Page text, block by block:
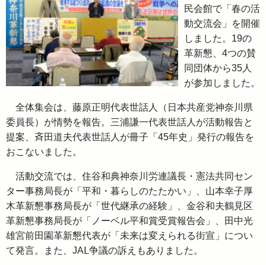
民会館で「春の活
動交流会」を開催
しました。19の
革新懇、4つの賛
同団体から35人
が参加しました。
全体集会は、藤原正明代表世話人（日本共産党神奈川県
委員長）が情勢を報告。三浦謙一代表世話人が活動報告と
提案、斉田道夫代表世話人が冊子「45年史」発行の報告を
おこないました。
活動交流では、住谷和典神奈川労連議長・憲法共同セン
ター事務局長が「平和・暮らしのたたかい」、山本幸子厚
木革新懇事務局長が「世代継承の経験」、金谷和夫鶴見区
革新懇事務局長が「ノーベル平和賞受賞報告会」、田中光
雄宮前田園革新懇代表が「未来は変えられる街宣」につい
て発言。また、JAⅬ争議の訴えもありました。